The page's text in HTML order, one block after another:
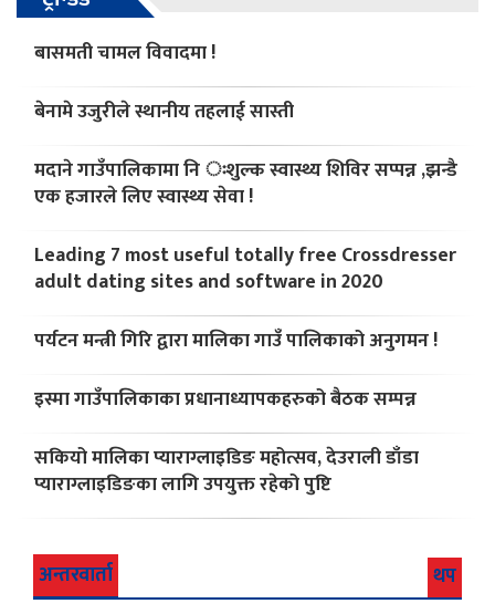
बासमती चामल विवादमा !
बेनामे उजुरीले स्थानीय तहलाई सास्ती
मदाने गाउँपालिकामा नि ःशुल्क स्वास्थ्य शिविर सप्पन्न ,झन्डै
एक हजारले लिए स्वास्थ्य सेवा !
Leading 7 most useful totally free Crossdresser
adult dating sites and software in 2020
पर्यटन मन्त्री गिरि द्वारा मालिका गाउँ पालिकाको अनुगमन !
इस्मा गाउँपालिकाका प्रधानाध्यापकहरुको बैठक सम्पन्न
सकियो मालिका प्याराग्लाइडिङ महोत्सव, देउराली डाँडा
प्याराग्लाइडिङका लागि उपयुक्त रहेको पुष्टि
अन्तरवार्ता थप